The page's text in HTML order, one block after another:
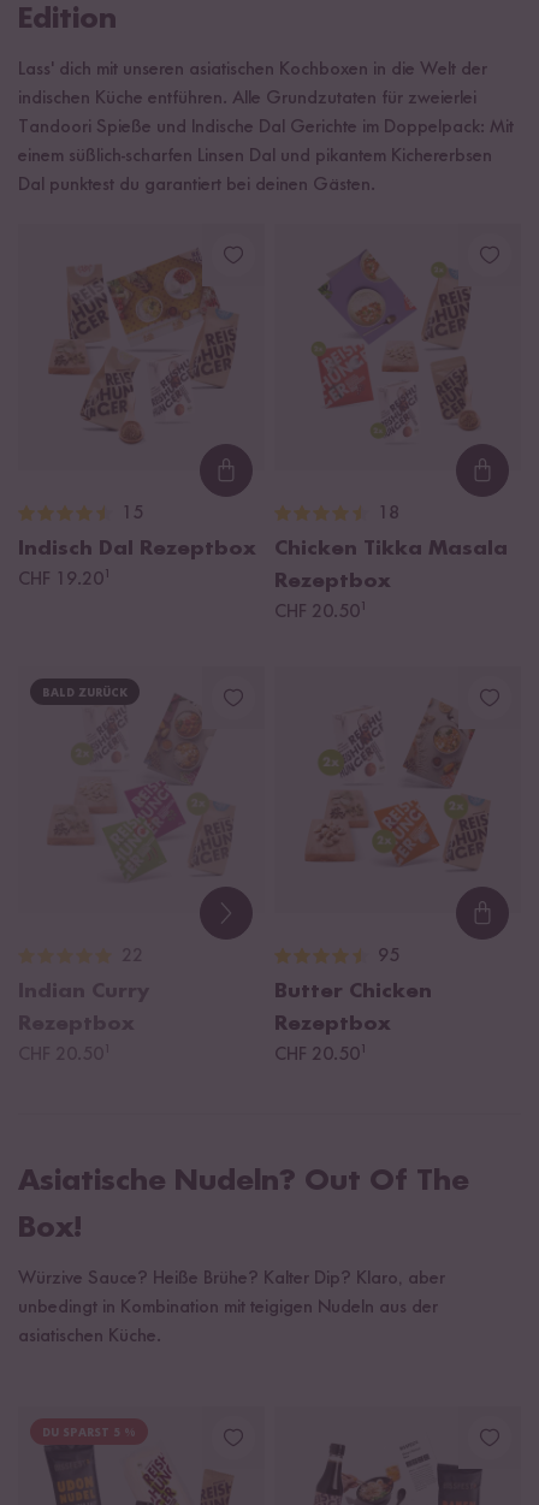
Edition
Lass' dich mit unseren asiatischen Kochboxen in die Welt der
indischen Küche entführen. Alle Grundzutaten für zweierlei
Tandoori Spieße und Indische Dal Gerichte im Doppelpack: Mit
einem süßlich-scharfen Linsen Dal und pikantem Kichererbsen
Dal punktest du garantiert bei deinen Gästen.
Loading...
15
Indisch Dal Rezeptbox
CHF 19.20¹
18
Chicken Tikka Masala
Rezeptbox
CHF 20.50¹
BALD ZURÜCK
95
Butter Chicken
Rezeptbox
CHF 20.50¹
Asiatische Nudeln? Out Of The
Box!
Würzive Sauce? Heiße Brühe? Kalter Dip? Klaro, aber
unbedingt in Kombination mit teigigen Nudeln aus der
asiatischen Küche.
DU SPARST 5 %